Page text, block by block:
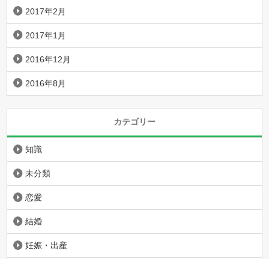
2017年2月
2017年1月
2016年12月
2016年8月
カテゴリー
知識
未分類
恋愛
結婚
妊娠・出産